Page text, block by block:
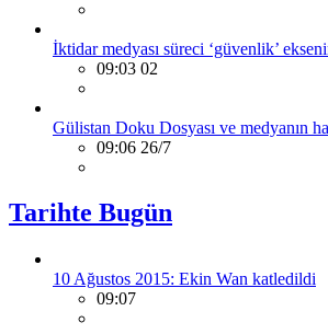
İktidar medyası süreci ‘güvenlik’
09:03 02
Gülistan Doku Dosyası ve medyanın
09:06 26/7
Tarihte Bugün
10 Ağustos 2015: Ekin Wan katledildi
09:07